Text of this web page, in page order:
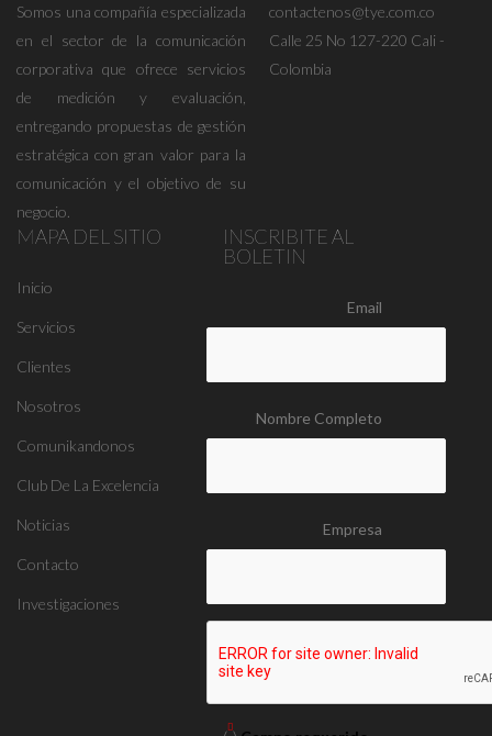
Somos una compañía especializada
en el sector de la comunicación
corporativa que ofrece servicios
de medición y evaluación,
entregando propuestas de gestión
estratégica con gran valor para la
comunicación y el objetivo de su
negocio.
contactenos@tye.com.co
Calle 25 No 127-220 Cali -
Colombia
MAPA DEL SITIO
Inicio
Servicios
Clientes
Nosotros
Comunikandonos
Club De La Excelencia
Noticias
Contacto
Investigaciones
INSCRIBITE AL
BOLETIN
Email
Nombre Completo
Empresa